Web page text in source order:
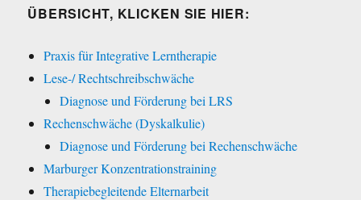
ÜBERSICHT, KLICKEN SIE HIER:
Praxis für Integrative Lerntherapie
Lese-/ Rechtschreibschwäche
Diagnose und Förderung bei LRS
Rechenschwäche (Dyskalkulie)
Diagnose und Förderung bei Rechenschwäche
Marburger Konzentrationstraining
Therapiebegleitende Elternarbeit